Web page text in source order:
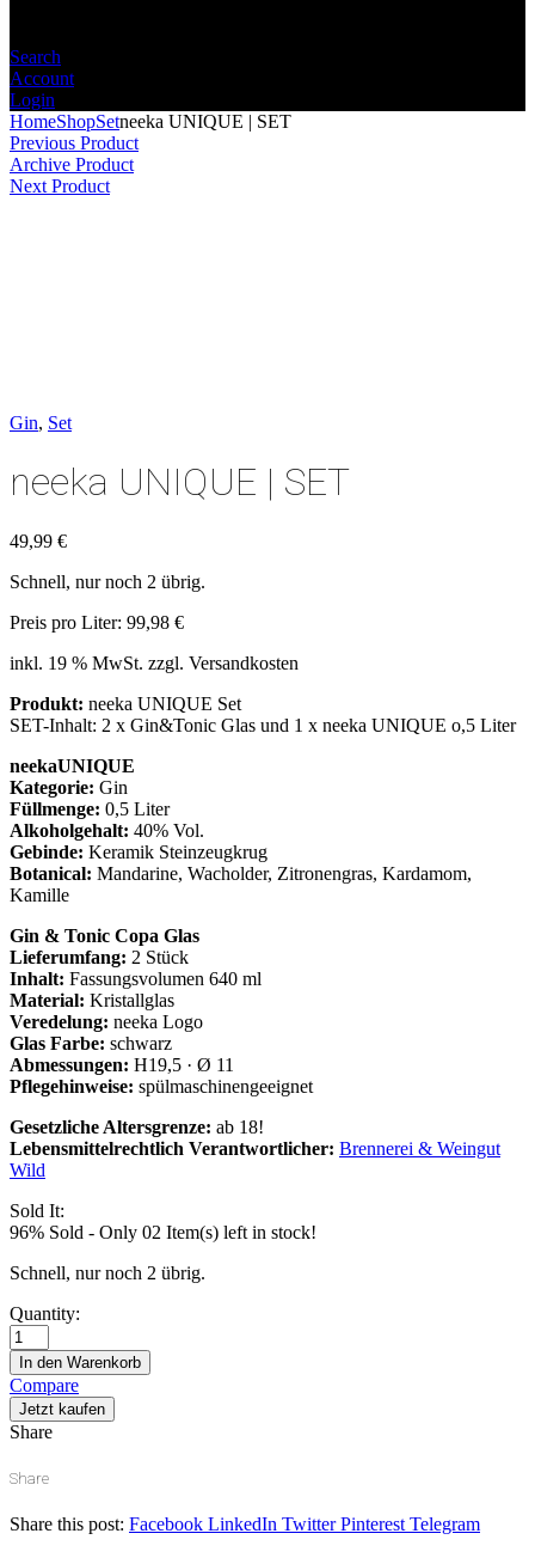
Search
Account
Login
HomeShopSetneeka UNIQUE | SET
Previous Product
Archive Product
Next Product
Gin, Set
neeka UNIQUE | SET
49,99 €
Schnell, nur noch 2 übrig.
Preis pro Liter: 99,98 €
inkl. 19 % MwSt. zzgl. Versandkosten
Produkt: neeka UNIQUE Set
SET-Inhalt: 2 x Gin&Tonic Glas und 1 x neeka UNIQUE o,5 Liter
neekaUNIQUE
Kategorie: Gin
Füllmenge: 0,5 Liter
Alkoholgehalt: 40% Vol.
Gebinde: Keramik Steinzeugkrug
Botanical: Mandarine, Wacholder, Zitronengras, Kardamom,
Kamille
Gin & Tonic Copa Glas
Lieferumfang: 2 Stück
Inhalt: Fassungsvolumen 640 ml
Material: Kristallglas
Veredelung: neeka Logo
Glas Farbe: schwarz
Abmessungen: H19,5 · Ø 11
Pflegehinweise: spülmaschinengeeignet
Gesetzliche Altersgrenze: ab 18!
Lebensmittelrechtlich Verantwortlicher: Brennerei & Weingut
Wild
Sold It:
96% Sold - Only 02 Item(s) left in stock!
Schnell, nur noch 2 übrig.
Quantity:
neeka
UNIQUE
|
SET
quantity
In den Warenkorb
Compare
Jetzt kaufen
Share
Share
Share this post: Facebook LinkedIn Twitter Pinterest Telegram